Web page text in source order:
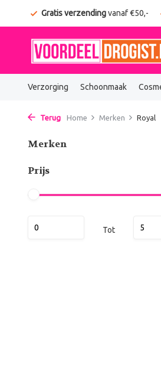
Gratis verzendingvanaf €50,-
Verzorging Schoonmaak
Terug Home Merken Royal
Merken
Prijs
Tot